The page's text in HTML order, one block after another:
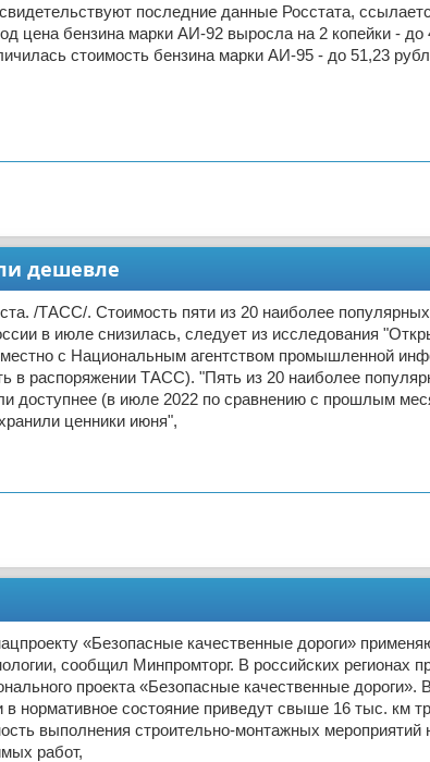
последние данные Росстата,
цена бензина марки АИ-92 выросла на 2 копейки - до
стоимость бензина марки АИ-95 - до 51,23
дешевле
/ТАСС/. Стоимость пяти из 20 наиболее
в июле снизилась, следует из исследования
с Национальным агентством промышленной
в распоряжении ТАСС). "Пять из 20 наиболее
доступнее (в июле 2022 по сравнению с прошлым
ценники июня",
«Безопасные качественные дороги»
сообщил Минпромторг. В российских регионах
проекта «Безопасные качественные дороги».
в нормативное состояние приведут свыше 16 тыс. км
выполнения строительно-монтажных мероприятий
работ,